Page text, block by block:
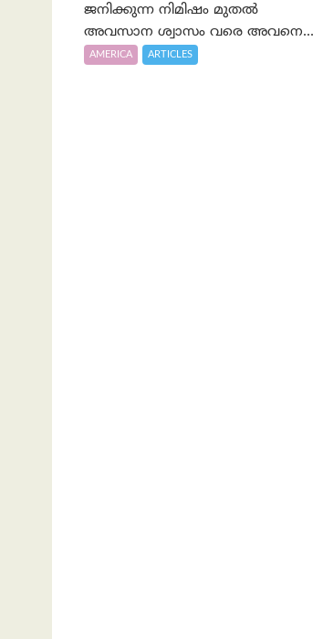
ജനിക്കുന്ന നിമിഷം മുതൽ
അവസാന ശ്വാസം വരെ അവനെ...
AMERICA ARTICLES